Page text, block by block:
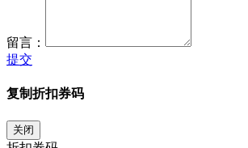
留言：
提交
复制折扣券码
关闭